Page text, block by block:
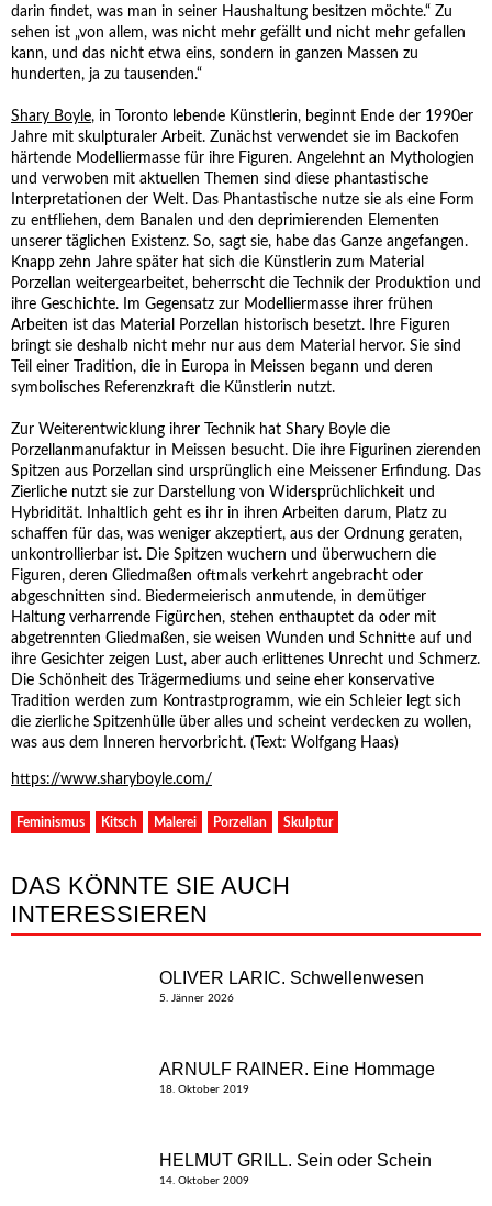
darin findet, was man in seiner Haushaltung besitzen möchte.“ Zu
sehen ist „von allem, was nicht mehr gefällt und nicht mehr gefallen
kann, und das nicht etwa eins, sondern in ganzen Massen zu
hunderten, ja zu tausenden.“
Shary Boyle, in Toronto lebende Künstlerin, beginnt Ende der 1990er
Jahre mit skulpturaler Arbeit. Zunächst verwendet sie im Backofen
härtende Modelliermasse für ihre Figuren. Angelehnt an Mythologien
und verwoben mit aktuellen Themen sind diese phantastische
Interpretationen der Welt. Das Phantastische nutze sie als eine Form
zu entfliehen, dem Banalen und den deprimierenden Elementen
unserer täglichen Existenz. So, sagt sie, habe das Ganze angefangen.
Knapp zehn Jahre später hat sich die Künstlerin zum Material
Porzellan weitergearbeitet, beherrscht die Technik der Produktion und
ihre Geschichte. Im Gegensatz zur Modelliermasse ihrer frühen
Arbeiten ist das Material Porzellan historisch besetzt. Ihre Figuren
bringt sie deshalb nicht mehr nur aus dem Material hervor. Sie sind
Teil einer Tradition, die in Europa in Meissen begann und deren
symbolisches Referenzkraft die Künstlerin nutzt.
Zur Weiterentwicklung ihrer Technik hat Shary Boyle die
Porzellanmanufaktur in Meissen besucht. Die ihre Figurinen zierenden
Spitzen aus Porzellan sind ursprünglich eine Meissener Erfindung. Das
Zierliche nutzt sie zur Darstellung von Widersprüchlichkeit und
Hybridität. Inhaltlich geht es ihr in ihren Arbeiten darum, Platz zu
schaffen für das, was weniger akzeptiert, aus der Ordnung geraten,
unkontrollierbar ist. Die Spitzen wuchern und überwuchern die
Figuren, deren Gliedmaßen oftmals verkehrt angebracht oder
abgeschnitten sind. Biedermeierisch anmutende, in demütiger
Haltung verharrende Figürchen, stehen enthauptet da oder mit
abgetrennten Gliedmaßen, sie weisen Wunden und Schnitte auf und
ihre Gesichter zeigen Lust, aber auch erlittenes Unrecht und Schmerz.
Die Schönheit des Trägermediums und seine eher konservative
Tradition werden zum Kontrastprogramm, wie ein Schleier legt sich
die zierliche Spitzenhülle über alles und scheint verdecken zu wollen,
was aus dem Inneren hervorbricht. (Text: Wolfgang Haas)
https://www.sharyboyle.com/
Feminismus Kitsch Malerei Porzellan Skulptur
DAS KÖNNTE SIE AUCH
INTERESSIEREN
OLIVER LARIC. Schwellenwesen
5. Jänner 2026
ARNULF RAINER. Eine Hommage
18. Oktober 2019
HELMUT GRILL. Sein oder Schein
14. Oktober 2009